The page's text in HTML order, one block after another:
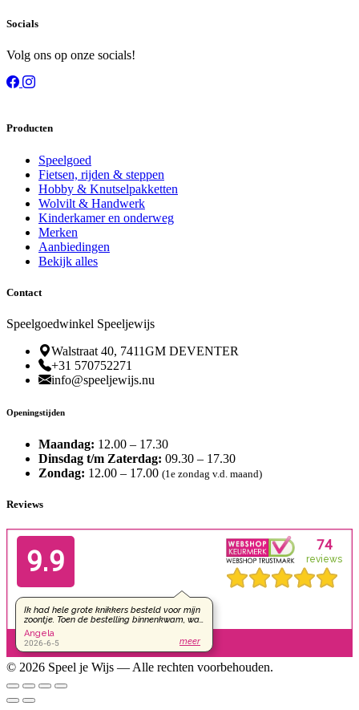
Socials
Volg ons op onze socials!
Producten
Speelgoed
Fietsen, rijden & steppen
Hobby & Knutselpakketten
Wolvilt & Handwerk
Kinderkamer en onderweg
Merken
Aanbiedingen
Bekijk alles
Contact
Speelgoedwinkel Speeljewijs
Walstraat 40, 7411GM DEVENTER
+31 570752271
info@speeljewijs.nu
Openingstijden
Maandag: 12.00 – 17.30
Dinsdag t/m Zaterdag: 09.30 – 17.30
Zondag: 12.00 – 17.00 (1e zondag v.d. maand)
Reviews
© 2026 Speel je Wijs — Alle rechten voorbehouden.